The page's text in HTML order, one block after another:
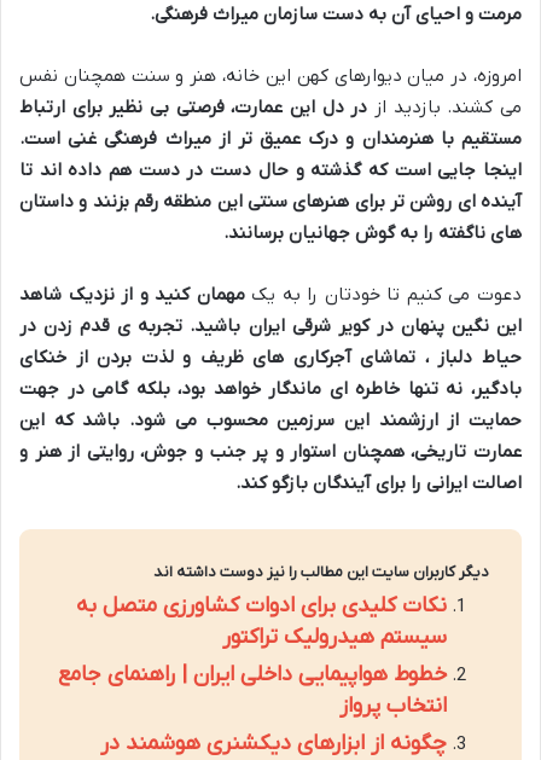
مرمت و احیای آن به دست سازمان میراث فرهنگی.
امروزه، در میان دیوارهای کهن این خانه، هنر و سنت همچنان نفس
می کشند. بازدید از در دل این عمارت، فرصتی بی نظیر برای ارتباط
مستقیم با هنرمندان و درک عمیق تر از میراث فرهنگی غنی است.
اینجا جایی است که گذشته و حال دست در دست هم داده اند تا
آینده ای روشن تر برای هنرهای سنتی این منطقه رقم بزنند و داستان
های ناگفته را به گوش جهانیان برسانند.
دعوت می کنیم تا خودتان را به یکمهمان کنید و از نزدیک شاهد
این نگین پنهان در کویر شرقی ایران باشید. تجربه ی قدم زدن در
حیاط دلباز، تماشای آجرکاری های ظریف و لذت بردن از خنکای
بادگیر، نه تنها خاطره ای ماندگار خواهد بود، بلکه گامی در جهت
حمایت ازارزشمند این سرزمین محسوب می شود. باشد که این
عمارت تاریخی، همچنان استوار و پر جنب و جوش، روایتی از هنر و
اصالت ایرانی را برای آیندگان بازگو کند.
دیگر کاربران سایت این مطالب را نیز دوست داشته اند
نکات کلیدی برای ادوات کشاورزی متصل به
سیستم هیدرولیک تراکتور
خطوط هواپیمایی داخلی ایران | راهنمای جامع
انتخاب پرواز
چگونه از ابزارهای دیکشنری هوشمند در